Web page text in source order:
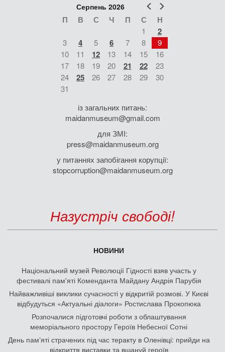
Попер
Серпень 2026
П В С Ч П С Н
1 2
3 4 5 6 7 8
9
10
11 12 13 14 15
16
17
18 19 20 21 22
23
24
25 26 27 28 29
30
31
із загальних питань:
maidanmuseum@gmail.com
для ЗМІ:
press@maidanmuseum.org
у питаннях запобігання корупції:
stopcorruption@maidanmuseum.org
Назустріч свободі!
НОВИНИ
Національний музей Революції Гідності взяв участь у
фестивалі пам'яті Коменданта Майдану Андрія Парубія
Найважливіші виклики сучасності у відкритій розмові. У Києві
відбудуться «Актуальні діалоги» Ростислава Прокопюка
Розпочалися підготовчі роботи з облаштування
меморіального простору Героїв Небесної Сотні
День памʼяті страчених під час теракту в Оленівці: прийди на
відкриття виставки та вшануй героїв